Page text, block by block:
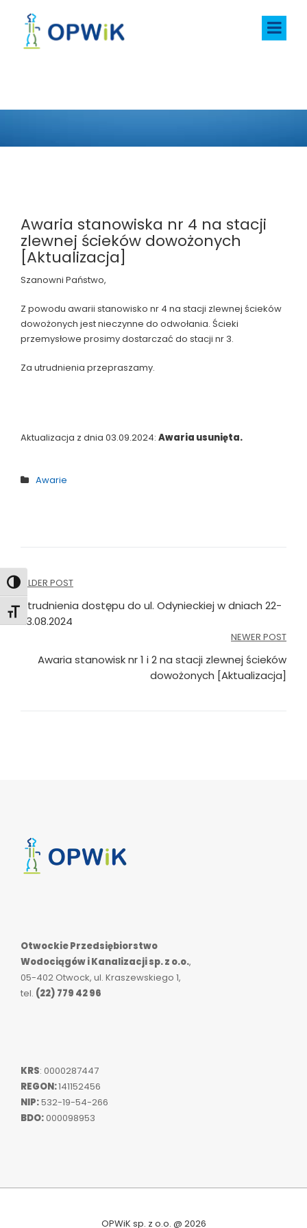
Toggle High Contrast
Toggle Font size
Awaria stanowiska nr 4 na stacji
zlewnej ścieków dowożonych
[Aktualizacja]
Szanowni Państwo,
Z powodu awarii stanowisko nr 4 na stacji zlewnej ścieków
dowożonych jest nieczynne do odwołania. Ścieki
przemysłowe prosimy dostarczać do stacji nr 3.
Za utrudnienia przepraszamy.
Aktualizacja z dnia 03.09.2024: Awaria usunięta.
Awarie
Nawigacja
wpisu
OLDER POST
Utrudnienia dostępu do ul. Odynieckiej w dniach 22-
23.08.2024
NEWER POST
Awaria stanowisk nr 1 i 2 na stacji zlewnej ścieków
dowożonych [Aktualizacja]
Otwockie Przedsiębiorstwo
Wodociągów i Kanalizacji sp. z o.o.,
05-402 Otwock, ul. Kraszewskiego 1,
tel. (22) 779 42 96
KRS: 0000287447
REGON:141152456
NIP:532-19-54-266
BDO:000098953
OPWiK sp. z o.o. @ 2026